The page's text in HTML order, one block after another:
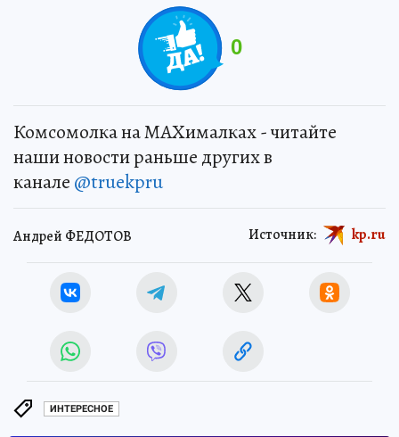
0
Комсомолка на MAXималках - читайте
наши новости раньше других в
канале @truekpru
Андрей ФЕДОТОВ Источник: kp.ru
ИНТЕРЕСНОЕ